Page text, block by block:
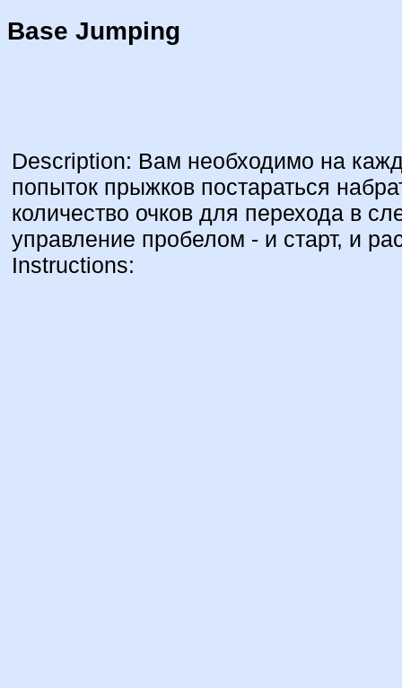
Base Jumping
Description: Вам необходимо на
попыток прыжков постараться
количество очков для перехода в
управление пробелом - и старт, и
Instructions: